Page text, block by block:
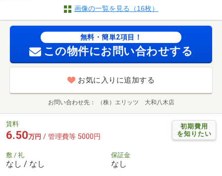
画像の一覧を見る（16枚）
無料・簡単2項目！
この物件にお問い合わせする
お気に入りに追加する
お問い合わせ先 （株）エリッツ 大和八木店
初期費用
を知りたい
賃料
6.50万円 / 管理費等 5000円
敷 / 礼
なし / なし
保証金
なし